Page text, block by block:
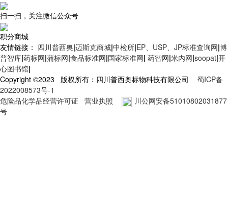
扫一扫，关注微信公众号
积分商城
友情链接： 四川普西奥|迈斯克商城|中检所|EP、USP、JP标准查询网|博
普智库|药标网|蒲标网|食品标准网|国家标准网| 药智网|米内网|soopat|开
心图书馆|
Copyright ©2023 版权所有：四川普西奥标物科技有限公司 蜀ICP备
2022008573号-1
危险品化学品经营许可证
营业执照
川公网安备51010802031877
号